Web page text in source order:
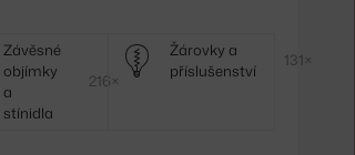
Závěsné
objímky
a
stínidla
216×
Žárovky a
příslušenství
131×